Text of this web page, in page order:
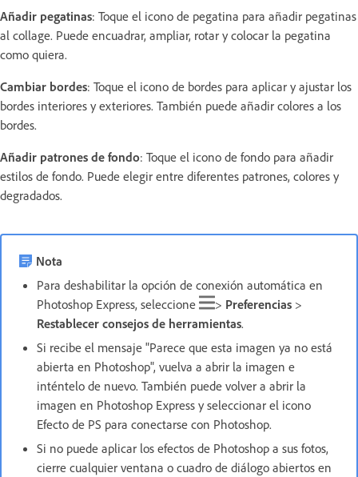
Añadir pegatinas: Toque el icono de pegatina para añadir pegatinas
al collage. Puede encuadrar, ampliar, rotar y colocar la pegatina
como quiera.
Cambiar bordes: Toque el icono de bordes para aplicar y ajustar los
bordes interiores y exteriores. También puede añadir colores a los
bordes.
Añadir patrones de fondo: Toque el icono de fondo para añadir
estilos de fondo. Puede elegir entre diferentes patrones, colores y
degradados.
Nota
Para deshabilitar la opción de conexión automática en
Photoshop Express, seleccione
> Preferencias >
Restablecer consejos de herramientas.
Si recibe el mensaje "Parece que esta imagen ya no está
abierta en Photoshop", vuelva a abrir la imagen e
inténtelo de nuevo. También puede volver a abrir la
imagen en Photoshop Express y seleccionar el icono
Efecto de PS para conectarse con Photoshop.
Si no puede aplicar los efectos de Photoshop a sus fotos,
cierre cualquier ventana o cuadro de diálogo abiertos en